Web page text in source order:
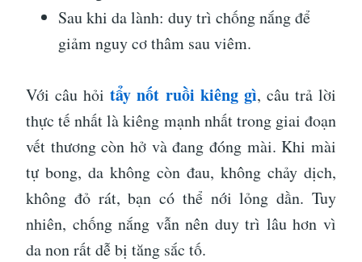
Sau khi da lành: duy trì chống nắng để
giảm nguy cơ thâm sau viêm.
Với câu hỏitẩy nốt ruồi kiêng gì, câu trả lời
thực tế nhất là kiêng mạnh nhất trong giai đoạn
vết thương còn hở và đang đóng mài. Khi mài
tự bong, da không còn đau, không chảy dịch,
không đỏ rát, bạn có thể nới lỏng dần. Tuy
nhiên, chống nắng vẫn nên duy trì lâu hơn vì
da non rất dễ bị tăng sắc tố.